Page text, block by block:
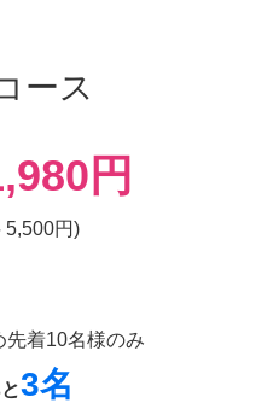
ース
円
5,500円)
先着10名様のみ
3名